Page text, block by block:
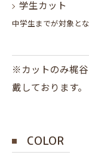
学生カット
中学生までが対象とな
※カットのみ梶
戴しております。
COLOR